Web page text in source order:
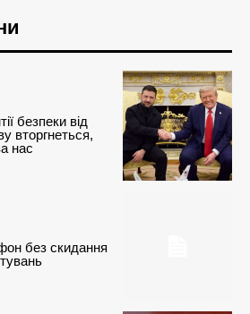
безпеки від
вторгнеться,
нас
без скидання